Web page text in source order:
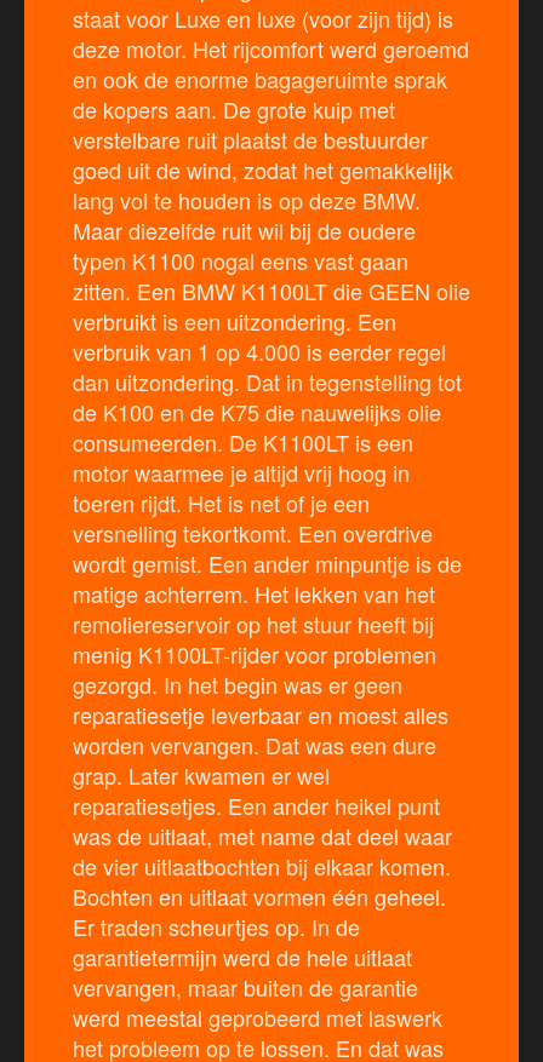
staat voor Luxe en luxe (voor zijn tijd) is
deze motor. Het rijcomfort werd geroemd
en ook de enorme bagageruimte sprak
de kopers aan. De grote kuip met
verstelbare ruit plaatst de bestuurder
goed uit de wind, zodat het gemakkelijk
lang vol te houden is op deze BMW.
Maar diezelfde ruit wil bij de oudere
typen K1100 nogal eens vast gaan
zitten. Een BMW K1100LT die GEEN olie
verbruikt is een uitzondering. Een
verbruik van 1 op 4.000 is eerder regel
dan uitzondering. Dat in tegenstelling tot
de K100 en de K75 die nauwelijks olie
consumeerden. De K1100LT is een
motor waarmee je altijd vrij hoog in
toeren rijdt. Het is net of je een
versnelling tekortkomt. Een overdrive
wordt gemist. Een ander minpuntje is de
matige achterrem. Het lekken van het
remoliereservoir op het stuur heeft bij
menig K1100LT-rijder voor problemen
gezorgd. In het begin was er geen
reparatiesetje leverbaar en moest alles
worden vervangen. Dat was een dure
grap. Later kwamen er wel
reparatiesetjes. Een ander heikel punt
was de uitlaat, met name dat deel waar
de vier uitlaatbochten bij elkaar komen.
Bochten en uitlaat vormen één geheel.
Er traden scheurtjes op. In de
garantietermijn werd de hele uitlaat
vervangen, maar buiten de garantie
werd meestal geprobeerd met laswerk
het probleem op te lossen. En dat was